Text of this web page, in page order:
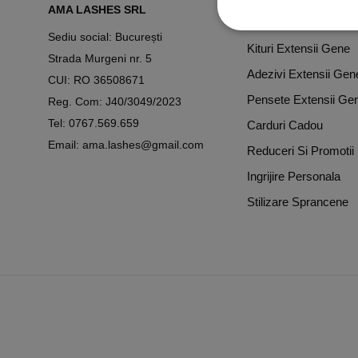
AMA LASHES SRL
Sediu social: București
Strada Murgeni nr. 5
CUI: RO 36508671
Reg. Com: J40/3049/2023
Tel: 0767.569.659
Email: ama.lashes@gmail.com
Kituri Extensii Gene
Adezivi Extensii
Pensete Extensii
Carduri Cadou
Reduceri Si Promotii
Ingrijire Personala
Stilizare Sprancene